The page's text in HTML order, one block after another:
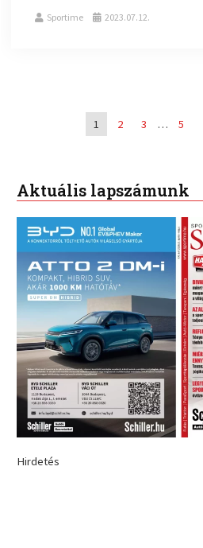
Sportime 2023.07.12.
1 2 3 … 5
Aktuális lapszámunk
Hirdetés